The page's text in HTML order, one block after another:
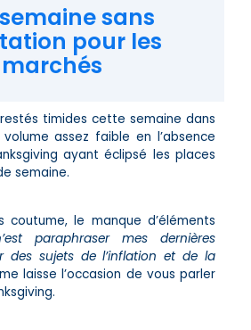
sans
pour les
marchés
timides cette semaine dans
assez faible en l’absence
ayant éclipsé les places
semaine.
coutume, le manque d’éléments
paraphraser mes dernières
des sujets de l’inflation et de la
laisse l’occasion de vous parler